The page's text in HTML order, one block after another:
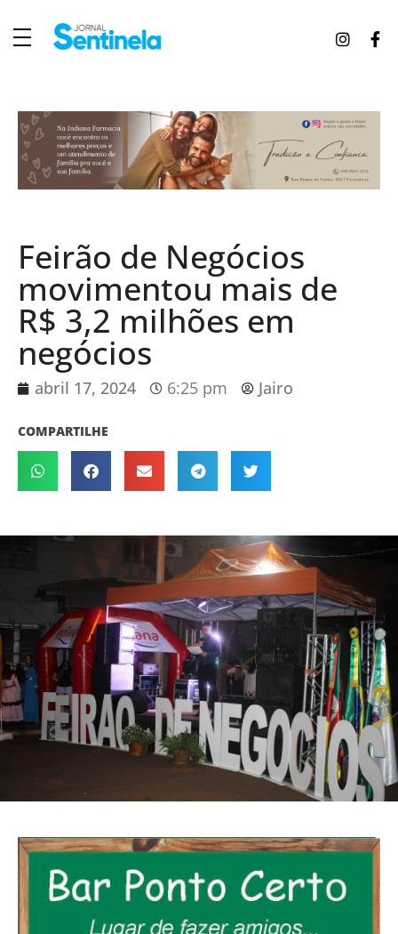
Feirão de Negócios
movimentou mais de
R$ 3,2 milhões em
negócios
abril 17, 2024 6:25 pm Jairo
COMPARTILHE